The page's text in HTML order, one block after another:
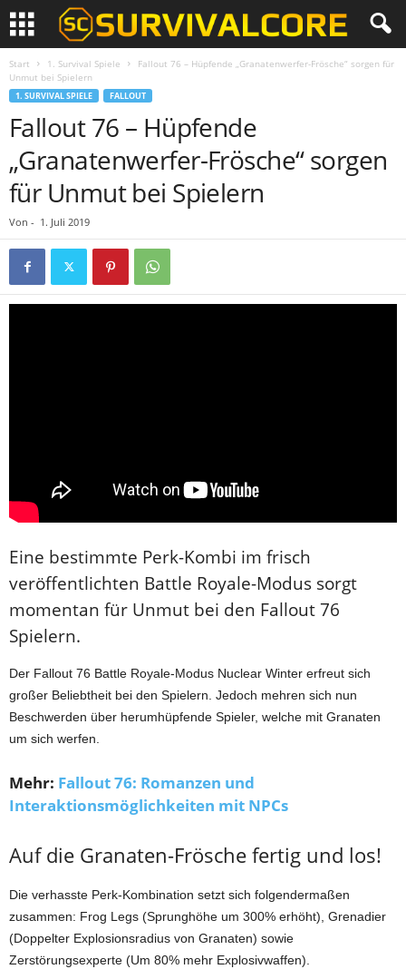
Start 1. Survival Spiele
Fallout 76 – Hüpfende „Granatenwerfer-Frösche“ sorgen für
Unmut bei Spielern
1. SURVIVAL SPIELE FALLOUT
Fallout 76 – Hüpfende
„Granatenwerfer-Frösche“ sorgen
für Unmut bei Spielern
Von - 1. Juli 2019
Eine bestimmte Perk-Kombi im frisch
veröffentlichten Battle Royale-Modus sorgt
momentan für Unmut bei den Fallout 76
Spielern.
Der Fallout 76 Battle Royale-Modus Nuclear Winter erfreut sich
großer Beliebtheit bei den Spielern. Jedoch mehren sich nun
Beschwerden über herumhüpfende Spieler, welche mit Granaten
um sich werfen.
Mehr: Fallout 76: Romanzen und
Interaktionsmöglichkeiten mit NPCs
Auf die Granaten-Frösche fertig und los!
Die verhasste Perk-Kombination setzt sich folgendermaßen
zusammen: Frog Legs (Sprunghöhe um 300% erhöht), Grenadier
(Doppelter Explosionsradius von Granaten) sowie
Zerstörungsexperte (Um 80% mehr Explosivwaffen).